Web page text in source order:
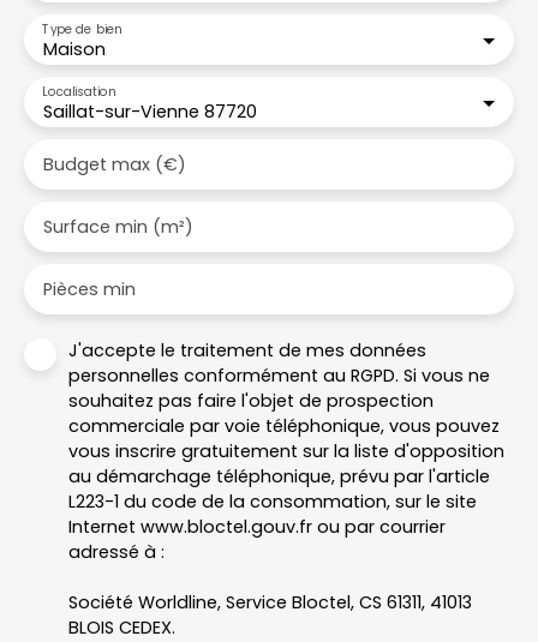
Maison
Type de bien
Saillat-sur-Vienne 87720
Localisation
Budget max (€)
Surface min (m²)
Pièces min
J'accepte le traitement de mes données
personnelles conformément au RGPD. Si vous ne
souhaitez pas faire l'objet de prospection
commerciale par voie téléphonique, vous pouvez
vous inscrire gratuitement sur la liste d'opposition
au démarchage téléphonique, prévu par l'article
L223-1 du code de la consommation, sur le site
Internet www.bloctel.gouv.fr ou par courrier
adressé à :
Société Worldline, Service Bloctel, CS 61311, 41013
BLOIS CEDEX.